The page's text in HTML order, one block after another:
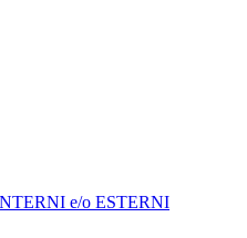
e/o ESTERNI